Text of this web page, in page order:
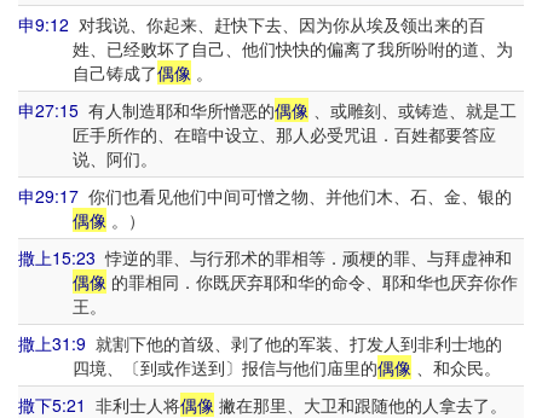
申9:12 对我说、你起来、赶快下去、因为你从埃及领出来的百
姓、已经败坏了自己、他们快快的偏离了我所吩咐的道、为
自己铸成了偶像。
申27:15 有人制造耶和华所憎恶的偶像 、或雕刻、或铸造、就是工
匠手所作的、在暗中设立、那人必受咒诅．百姓都要答应
说、阿们。
申29:17 你们也看见他们中间可憎之物、并他们木、石、金、银的
偶像。）
撒上15:23 悖逆的罪、与行邪术的罪相等．顽梗的罪、与拜虚神和
偶像的罪相同．你既厌弃耶和华的命令、耶和华也厌弃你作
王。
撒上31:9 就割下他的首级、剥了他的军装、打发人到非利士地的
四境、〔到或作送到〕报信与他们庙里的偶像、和众民。
撒下5:21 非利士人将偶像 撇在那里、大卫和跟随他的人拿去了。